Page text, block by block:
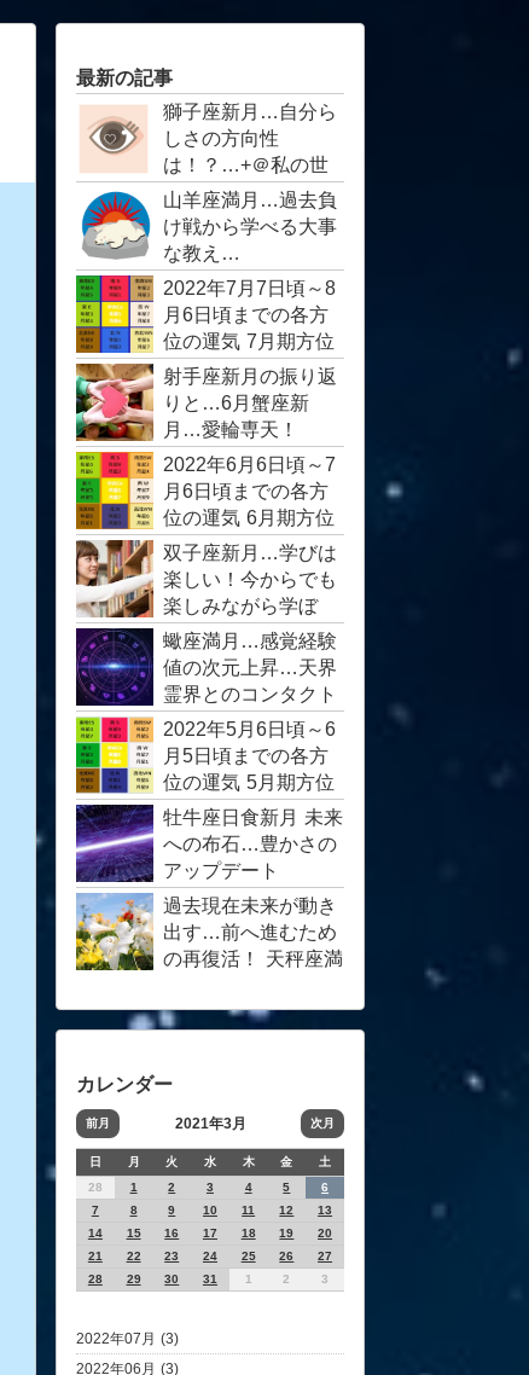
最新の記事
獅子座新月…自分ら
しさの方向性
は！？… ​​​​​​​+＠私の世
界を少し…目に見え
ない世界の入り口
山羊座満月…過去負
け戦から学べる大事
な教え…
2022年7月7日頃～8
月6日頃までの各方
位の運気 7月期方位
運
射手座新月の振り返
りと…6月蟹座新
月…愛輪専天！
2022年6月6日頃～7
月6日頃までの各方
位の運気 6月期方位
運
双子座新月…学びは
楽しい！今からでも
楽しみながら学ぼ
う！
蠍座満月…感覚経験
値の次元上昇…天界
霊界とのコンタクト
2022年5月6日頃～6
月5日頃までの各方
位の運気 5月期方位
運
牡牛座日食新月 未来
への布石…豊かさの
アップデート
過去現在未来が動き
出す…前へ進むため
の再復活！ 天秤座満
ート愛
カレンダー
前月 2021年3月 次月
日 月 火 水 木 金
土
28
1 2 3 4 5
6
7
8 9 10 11 12
13
14
15 16 17 18 19
20
21
22 23 24 25 26
27
28
29 30 31 1 2 3
2022年07月 (3)
2022年06月 (3)